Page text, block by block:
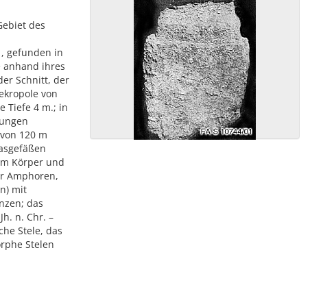
des
gefunden in
ihres
Schnitt, der
von
Tiefe 4 m.; in
120 m
Körper und
Amphoren,
mit
das
n. Chr. –
Stele, das
Stelen